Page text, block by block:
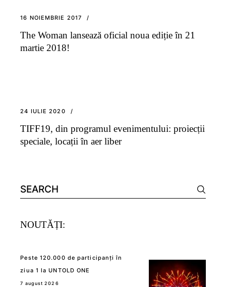
16 NOIEMBRIE 2017
The Woman lansează oficial noua ediție în 21
martie 2018!
24 IULIE 2020
TIFF19, din programul evenimentului: proiecții
speciale, locații în aer liber
Search
for:
NOUTĂȚI:
Peste 120.000 de participanți în
ziua 1 la UNTOLD ONE
7 august 2026